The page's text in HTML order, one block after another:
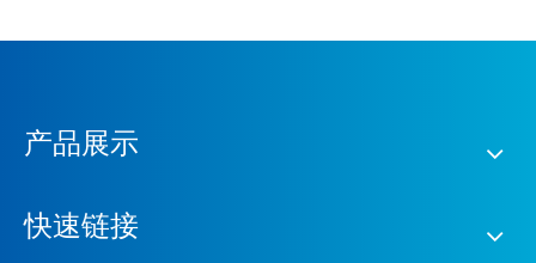
产品展示
快速链接